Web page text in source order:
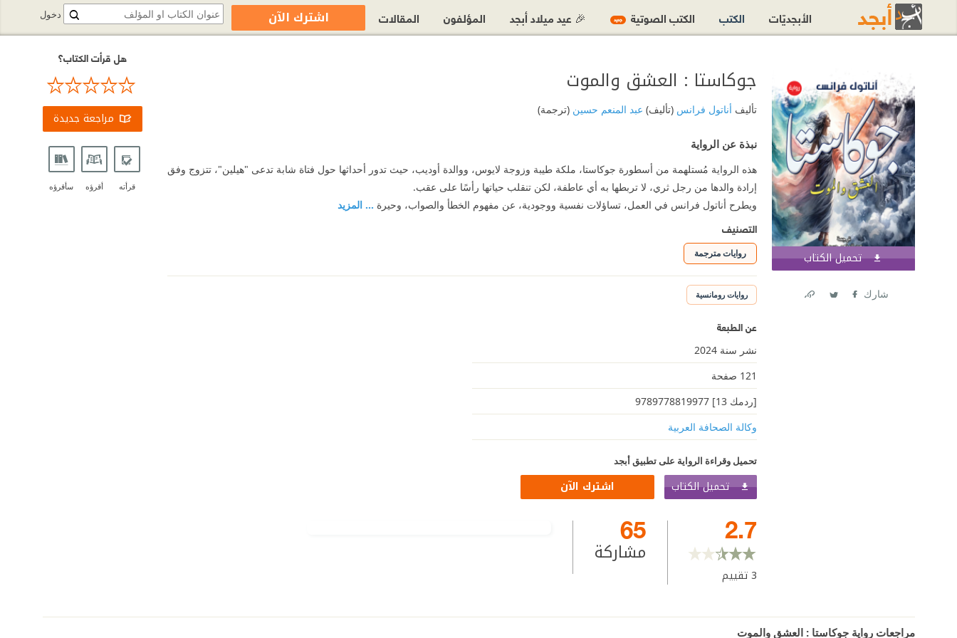
تحميل الكتاب اشترك الآن
شارك
جوكاستا : العشق والموت
تأليف أناتول فرانس(تأليف) عبد المنعم حسين(ترجمة)
نبذة عن الرواية
هذه الرواية مُستلهمة من أسطورة جوكاستا، ملكة طيبة وزوجة لايوس، ووالدة أوديب، حيث تدور أحداثها حول فتاة شابة تدعى "هيلين"، تتزوج وفق
إرادة والدها من رجل ثري، لا تربطها به أي عاطفة، لكن تنقلب حياتها رأسًا على عقب.
ويطرح أناتول فرانس في العمل، تساؤلات نفسية ووجودية، عن مفهوم الخطأ والصواب، وحيرة ... المزيد
التصنيف
روايات مترجمة
روايات رومانسية
عن الطبعة
نشر سنة 2024
121 صفحة
[ردمك 13] 9789778819977
وكالة الصحافة العربية
تحميل وقراءة الرواية على تطبيق أبجد
تحميل الكتاب اشترك الآن
2.7
3تقييم
65
مشاركة
هل قرأت الكتاب؟
مراجعة جديدة
قرأته أقرؤه سأقرؤه
مراجعات رواية جوكاستا : العشق والموت
دخول الأبجديّات الكتب الكتب الصوتية جديد 🎉 عيد ميلاد أبجد المؤلفون المقالات اشترك الآن